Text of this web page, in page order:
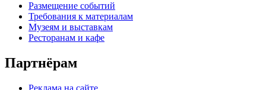
Размещение событий
Требования к материалам
Музеям и выставкам
Ресторанам и кафе
Партнёрам
Реклама на сайте